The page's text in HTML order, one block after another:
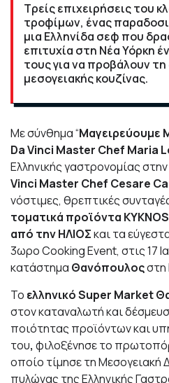
Τρείς επιχειρήσεις του
τροφίμων, ένας
μια Ελληνίδα σεφ που
επιτυχία στη Νέα Υόρκη
τους για να προβάλουν
μεσογειακής κουζίνας.
Με σύνθημα “Μαγειρεύουμε
Da Vinci Master Chef Maria
Ελληνικής γαστρονομίας στην
Vinci Master Chef Cesare
νόστιμες, θρεπτικές
τοματικά προϊόντα
από την ΗΛΙΟΣκαιτα
3ωρο Cooking Event, στις 17
κατάστημα Θανόπουλοςστη
Το ελληνικό Super Market
στον καταναλωτή και
ποιότητας προϊόντων και
του, φιλοξένησε το
οποίο τίμησε τη Μεσογειακή
πυλώνας της Ελληνικής